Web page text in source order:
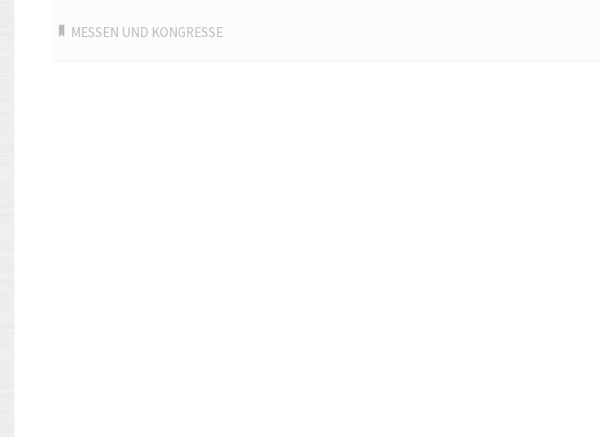
MESSEN UND KONGRESSE